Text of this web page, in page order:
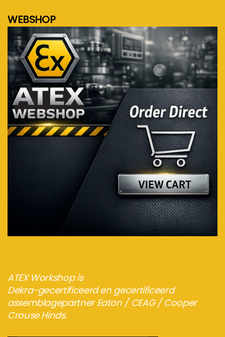
WEBSHOP
Bezoek de webshop
ATEX Workshop is
Dekra-gecertificeerd en gecertificeerd
assemblagepartner Eaton / CEAG / Cooper
Crouse Hinds.